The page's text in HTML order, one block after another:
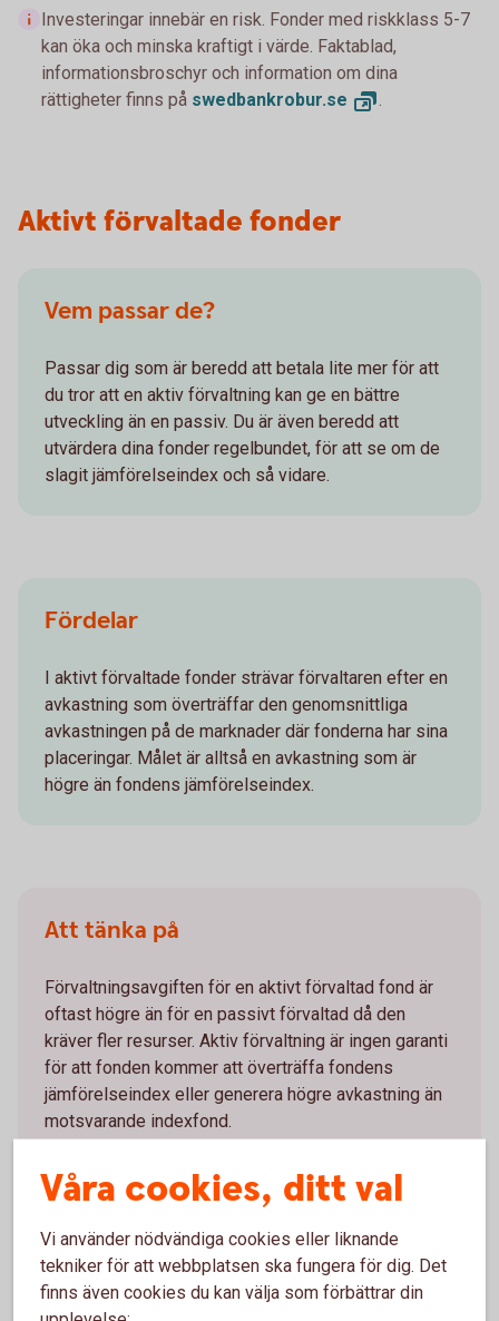
Investeringar innebär en risk. Fonder med riskklass 5-7
kan öka och minska kraftigt i värde. Faktablad,
informationsbroschyr och information om dina
rättigheter finns på swedbankrobur.se .
Aktivt förvaltade fonder
Vem passar de?
Passar dig som är beredd att betala lite mer för att
du tror att en aktiv förvaltning kan ge en bättre
utveckling än en passiv. Du är även beredd att
utvärdera dina fonder regelbundet, för att se om de
slagit jämförelseindex och så vidare.
Fördelar
I aktivt förvaltade fonder strävar förvaltaren efter en
avkastning som överträffar den genomsnittliga
avkastningen på de marknader där fonderna har sina
placeringar. Målet är alltså en avkastning som är
högre än fondens jämförelseindex.
Att tänka på
Förvaltningsavgiften för en aktivt förvaltad fond är
oftast högre än för en passivt förvaltad då den
kräver fler resurser. Aktiv förvaltning är ingen garanti
för att fonden kommer att överträffa fondens
jämförelseindex eller generera högre avkastning än
motsvarande indexfond.
Mer information
Våra cookies, ditt val
Vi använder nödvändiga cookies eller liknande
tekniker för att webbplatsen ska fungera för dig. Det
finns även cookies du kan välja som förbättrar din